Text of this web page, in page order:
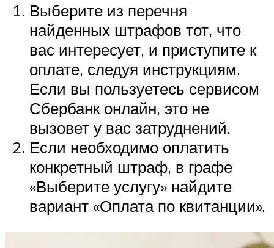
Выберите из перечня
найденных штрафов тот, что
вас интересует, и приступите к
оплате, следуя инструкциям.
Если вы пользуетесь сервисом
Сбербанк онлайн, это не
вызовет у вас затруднений.
Если необходимо оплатить
конкретный штраф, в графе
«Выберите услугу» найдите
вариант «Оплата по квитанции».